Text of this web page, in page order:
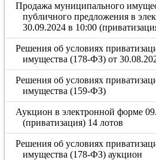
Продажа муниципального
публичного предложения в
30.09.2024 в 10:00
Решения об условиях
имущества (178-ФЗ) от
Решения об условиях
имущества (159-ФЗ)
Аукцион в электронной форме
(приватизация) 14 лотов
Решения об условиях
имущества (178-ФЗ) аукцион